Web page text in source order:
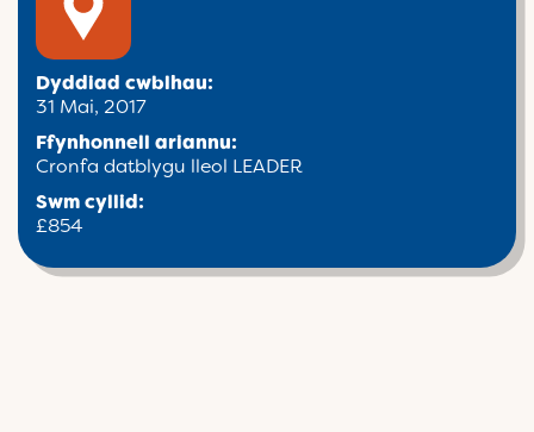
Dyddiad cwblhau:
31 Mai, 2017
Ffynhonnell ariannu:
Cronfa datblygu lleol LEADER
Swm cyllid:
£854